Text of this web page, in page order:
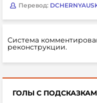
Перевод:
Система
реконструкции.
ГОЛЫ С